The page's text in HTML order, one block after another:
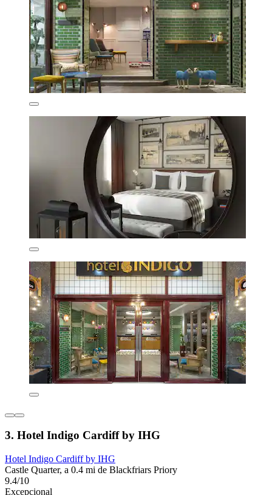
3. Hotel Indigo Cardiff by IHG
Hotel Indigo Cardiff by IHG
Castle Quarter, a 0.4 mi de Blackfriars Priory
9.4/10
Excepcional